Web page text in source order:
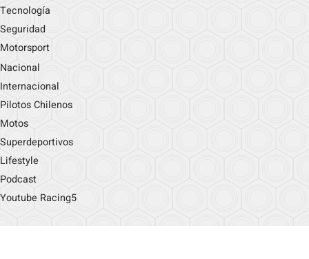
Tecnología
Seguridad
Motorsport
Nacional
Internacional
Pilotos Chilenos
Motos
Superdeportivos
Lifestyle
Podcast
Youtube Racing5